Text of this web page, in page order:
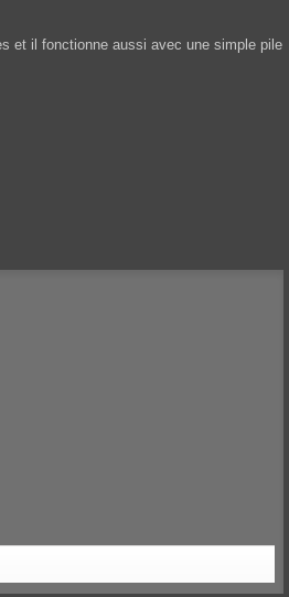
et il fonctionne aussi avec une simple pile